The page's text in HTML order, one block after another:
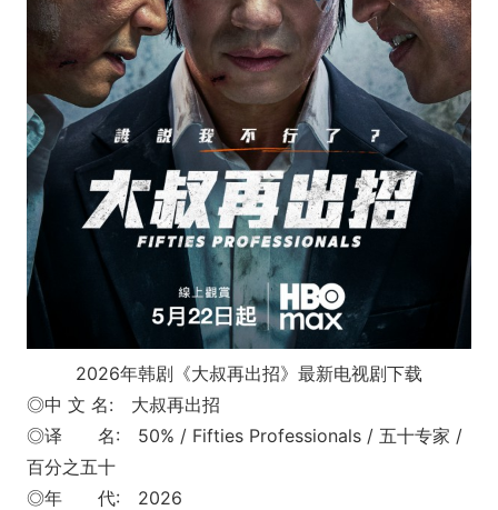
2026年韩剧《大叔再出招》最新电视剧下载
◎中 文 名: 大叔再出招
◎译 名: 50% / Fifties Professionals / 五十专家 /
百分之五十
◎年 代: 2026